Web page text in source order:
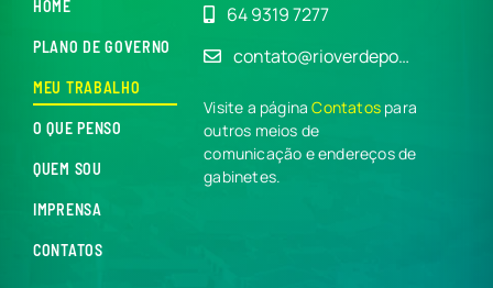
HOME
PLANO DE GOVERNO
MEU TRABALHO
O QUE PENSO
QUEM SOU
IMPRENSA
CONTATOS
64 9319 7277
contato@rioverdepo…
Visite a páginaContatos para
outros meios de
comunicação e endereços de
gabinetes.